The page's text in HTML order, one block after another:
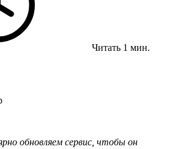
Читать 1 мин.
обновляем сервис, чтобы он